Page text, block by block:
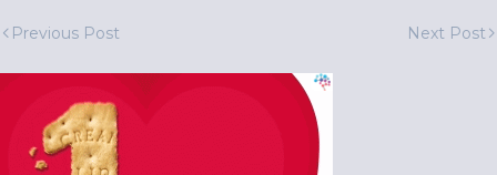
Previous Post Next Post